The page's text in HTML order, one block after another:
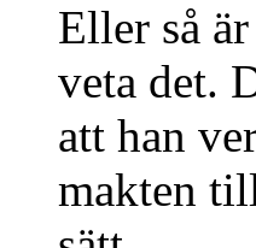
Eller så
veta det.
att han
makten